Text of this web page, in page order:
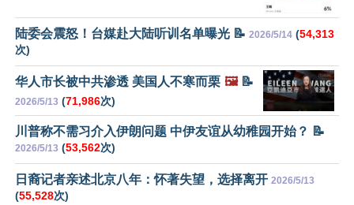
陆委会震怒！台媒赴大陆听训名单曝光 📝 2026/5/14 (54,313
次)
华人市长被中共渗透 美国人不寒而栗 🖼️📝
2026/5/13 (71,986次)
川普称不需习介入伊朗问题 中伊友谊从幼稚园开始？ 📝
2026/5/13 (53,562次)
日裔记者亲述北京八年：怀著失望，选择离开 2026/5/13
(55,528次)